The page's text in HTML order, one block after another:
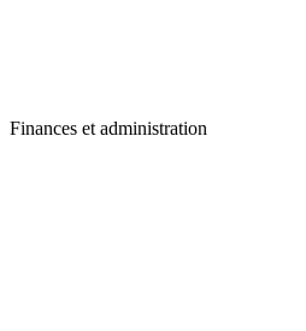
Finances et administration